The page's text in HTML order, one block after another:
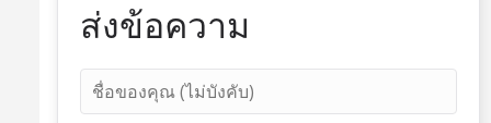
ส่งข้อความ